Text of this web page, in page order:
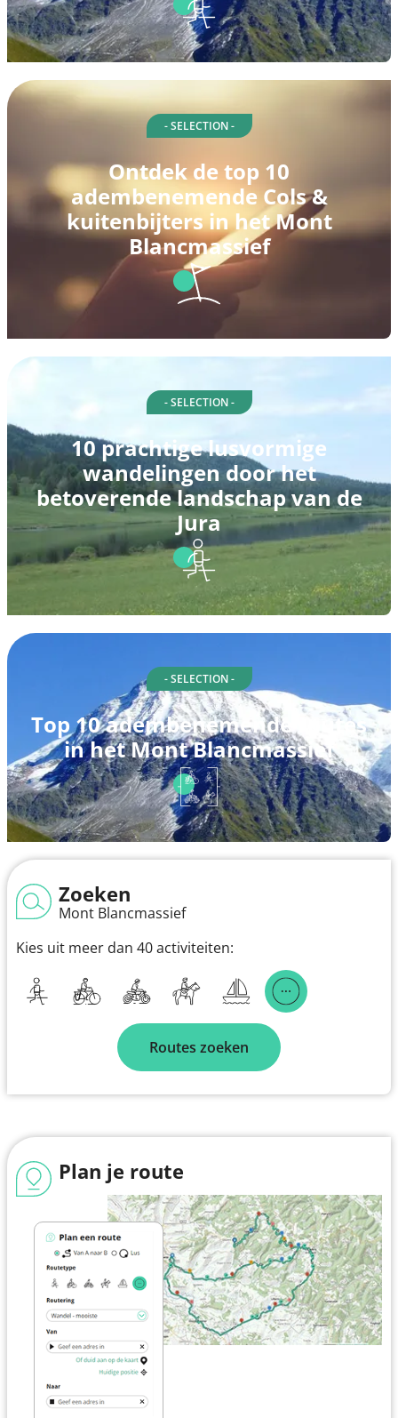
- SELECTION -
Ontdek de top 10
adembenemende Cols &
kuitenbijters in het Mont
Blancmassief
- SELECTION -
10 prachtige lusvormige
wandelingen door het
betoverende landschap van de
Jura
- SELECTION -
Top 10 adembenemende routes
in het Mont Blancmassief
Zoeken
Mont Blancmassief
Kies uit meer dan 40 activiteiten:
Routes zoeken
Plan je route